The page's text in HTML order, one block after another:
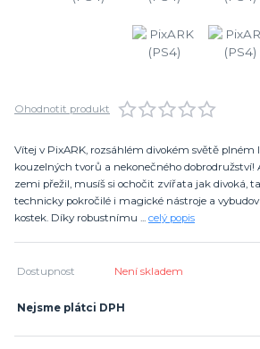
Ohodnotit produkt
Vítej v PixARK, rozsáhlém divokém světě plném
kouzelných tvorů a nekonečného dobrodružství!
zemi přežil, musíš si ochočit zvířata jak divoká,
technicky pokročilé i magické nástroje a
kostek. Díky robustnímu ... celý popis
Dostupnost Není skladem
Nejsme plátci DPH